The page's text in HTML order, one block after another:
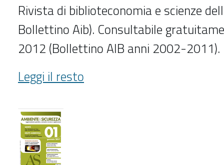
Rivista di biblioteconomia e scienze
Bollettino Aib). Consultabile
2012 (Bollettino AIB anni 2002-2011).
AIB
studi
)
-
Leggi il resto